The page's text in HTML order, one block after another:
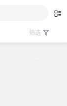
筛选